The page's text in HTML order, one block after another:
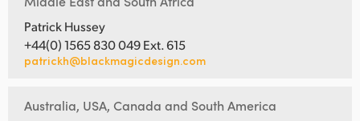
Patrick Hussey
+44(0) 1565 830 049 Ext. 615
patrickh@blackmagicdesign.com
Australia, USA, Canada and South America